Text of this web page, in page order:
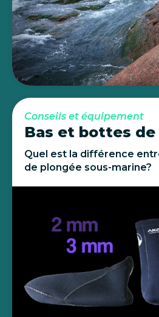
Conseils et équipement
Bas et bottes de
Quel est la différence
de plongée sous-marine?